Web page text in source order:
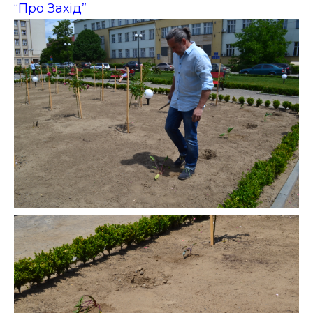
“Про Захід”